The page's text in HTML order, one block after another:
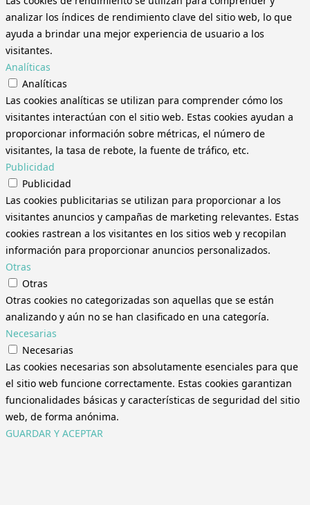
analizar los índices de rendimiento clave del sitio web, lo que
ayuda a brindar una mejor experiencia de usuario a los
visitantes.
Analíticas
Analíticas
Las cookies analíticas se utilizan para comprender cómo los
visitantes interactúan con el sitio web. Estas cookies ayudan a
proporcionar información sobre métricas, el número de
visitantes, la tasa de rebote, la fuente de tráfico, etc.
Publicidad
Publicidad
Las cookies publicitarias se utilizan para proporcionar a los
visitantes anuncios y campañas de marketing relevantes. Estas
cookies rastrean a los visitantes en los sitios web y recopilan
información para proporcionar anuncios personalizados.
Otras
Otras
Otras cookies no categorizadas son aquellas que se están
analizando y aún no se han clasificado en una categoría.
Necesarias
Necesarias
Las cookies necesarias son absolutamente esenciales para que
el sitio web funcione correctamente. Estas cookies garantizan
funcionalidades básicas y características de seguridad del sitio
web, de forma anónima.
GUARDAR Y ACEPTAR